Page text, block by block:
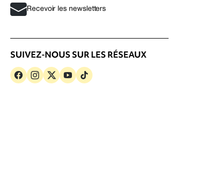
Recevoir les newsletters
SUIVEZ-NOUS SUR LES RÉSEAUX